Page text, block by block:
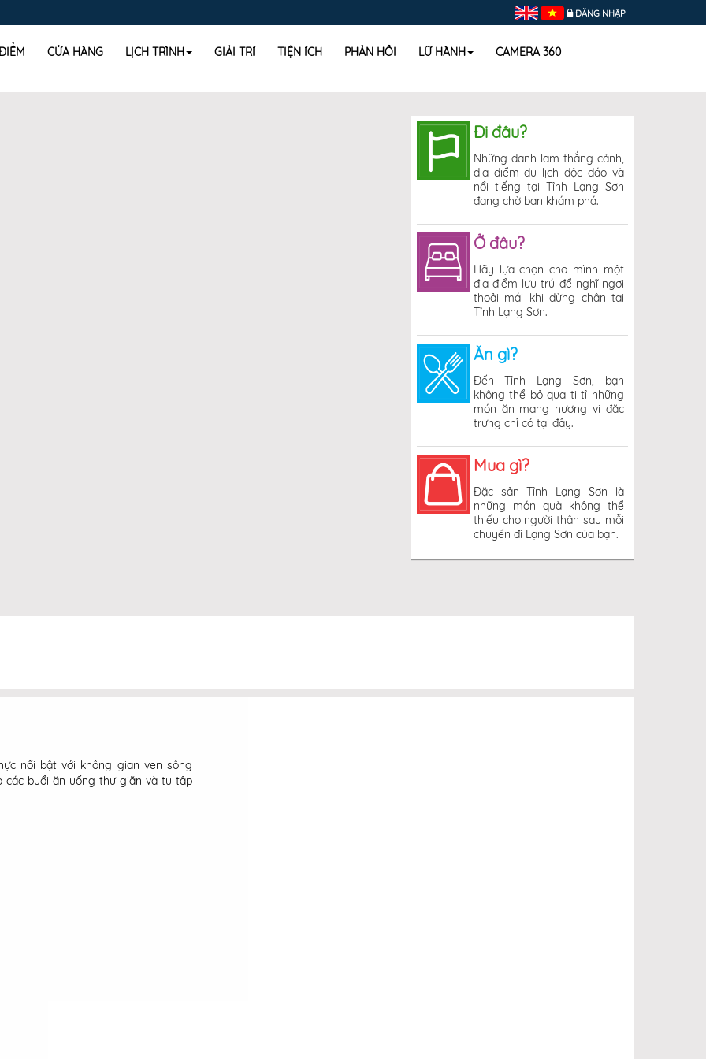
ĐĂNG NHẬP
CỬA HÀNG LỊCH TRÌNH GIẢI TRÍ TIỆN ÍCH PHẢN HỒI LỮ HÀNH CAMERA 360
Đi đâu?
Những danh lam thắng cảnh,
địa điểm du lịch độc đáo và
nổi tiếng tại Tỉnh Lạng Sơn
đang chờ bạn khám phá.
Ở đâu?
Hãy lựa chọn cho mình một
địa điểm lưu trú để nghĩ ngơi
thoải mái khi dừng chân tại
Tỉnh Lạng Sơn.
Ăn gì?
Đến Tỉnh Lạng Sơn, bạn
không thể bỏ qua ti tỉ những
món ăn mang hương vị đặc
trưng chỉ có tại đây.
Mua gì?
Đặc sản Tỉnh Lạng Sơn là
những món quà không thể
thiếu cho người thân sau mỗi
chuyến đi Lạng Sơn của bạn.
nổi bật với không gian ven sông
buổi ăn uống thư giãn và tụ tập